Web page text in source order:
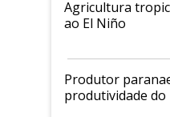
Agricultura
ao El Niño
Produtor
produtividade do